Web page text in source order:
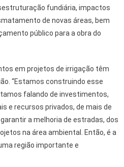
fundiária, impactos
de novas áreas, bem
público para a obra do
em projetos de irrigação têm
“Estamos construindo esse
falando de investimentos,
e recursos privados, de mais de
a melhoria de estradas, dos
na área ambiental. Então, é a
região importante e